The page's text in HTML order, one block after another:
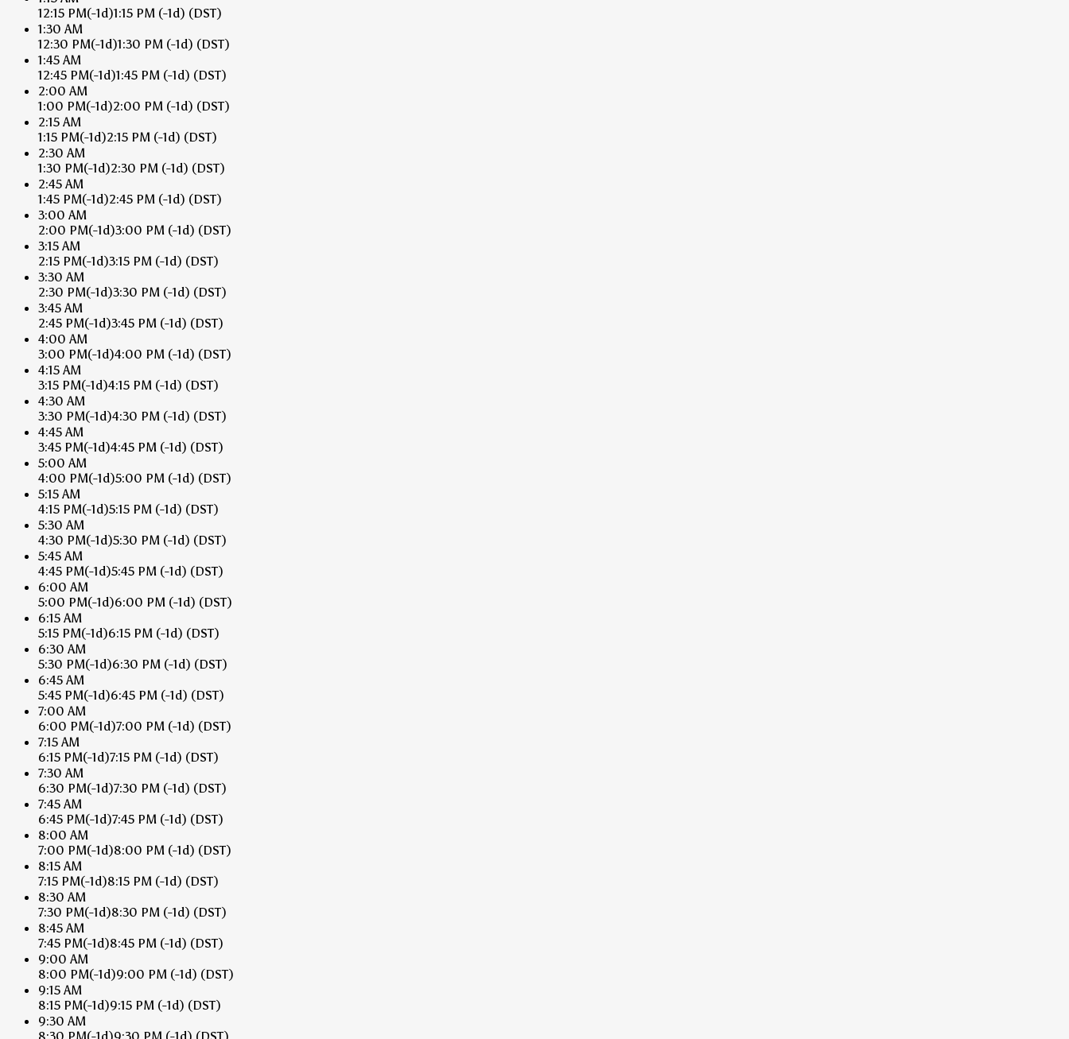
12:15 PM(-1d)1:15 PM (-1d) (DST)
1:30 AM
12:30 PM(-1d)1:30 PM (-1d) (DST)
1:45 AM
12:45 PM(-1d)1:45 PM (-1d) (DST)
2:00 AM
1:00 PM(-1d)2:00 PM (-1d) (DST)
2:15 AM
1:15 PM(-1d)2:15 PM (-1d) (DST)
2:30 AM
1:30 PM(-1d)2:30 PM (-1d) (DST)
2:45 AM
1:45 PM(-1d)2:45 PM (-1d) (DST)
3:00 AM
2:00 PM(-1d)3:00 PM (-1d) (DST)
3:15 AM
2:15 PM(-1d)3:15 PM (-1d) (DST)
3:30 AM
2:30 PM(-1d)3:30 PM (-1d) (DST)
3:45 AM
2:45 PM(-1d)3:45 PM (-1d) (DST)
4:00 AM
3:00 PM(-1d)4:00 PM (-1d) (DST)
4:15 AM
3:15 PM(-1d)4:15 PM (-1d) (DST)
4:30 AM
3:30 PM(-1d)4:30 PM (-1d) (DST)
4:45 AM
3:45 PM(-1d)4:45 PM (-1d) (DST)
5:00 AM
4:00 PM(-1d)5:00 PM (-1d) (DST)
5:15 AM
4:15 PM(-1d)5:15 PM (-1d) (DST)
5:30 AM
4:30 PM(-1d)5:30 PM (-1d) (DST)
5:45 AM
4:45 PM(-1d)5:45 PM (-1d) (DST)
6:00 AM
5:00 PM(-1d)6:00 PM (-1d) (DST)
6:15 AM
5:15 PM(-1d)6:15 PM (-1d) (DST)
6:30 AM
5:30 PM(-1d)6:30 PM (-1d) (DST)
6:45 AM
5:45 PM(-1d)6:45 PM (-1d) (DST)
7:00 AM
6:00 PM(-1d)7:00 PM (-1d) (DST)
7:15 AM
6:15 PM(-1d)7:15 PM (-1d) (DST)
7:30 AM
6:30 PM(-1d)7:30 PM (-1d) (DST)
7:45 AM
6:45 PM(-1d)7:45 PM (-1d) (DST)
8:00 AM
7:00 PM(-1d)8:00 PM (-1d) (DST)
8:15 AM
7:15 PM(-1d)8:15 PM (-1d) (DST)
8:30 AM
7:30 PM(-1d)8:30 PM (-1d) (DST)
8:45 AM
7:45 PM(-1d)8:45 PM (-1d) (DST)
9:00 AM
8:00 PM(-1d)9:00 PM (-1d) (DST)
9:15 AM
8:15 PM(-1d)9:15 PM (-1d) (DST)
9:30 AM
8:30 PM(-1d)9:30 PM (-1d) (DST)